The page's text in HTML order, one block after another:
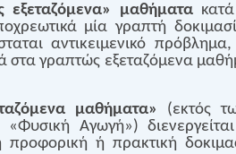
εξεταζόμενα» μαθήματακατά
μία γραπτή
αντικειμενικό
στα γραπτώς εξεταζόμενα
μαθήματα»
(εκτός
«Φυσική Αγωγή»)
ή πρακτική